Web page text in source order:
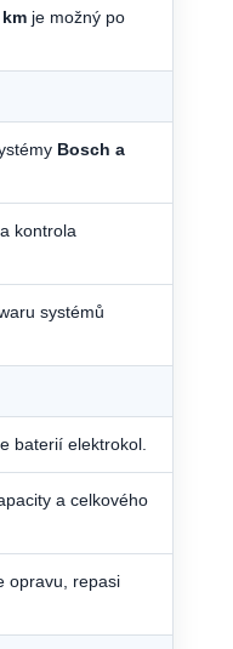
je možný po
Bosch a
kontrola
systémů
baterií elektrokol.
a celkového
opravu, repasi